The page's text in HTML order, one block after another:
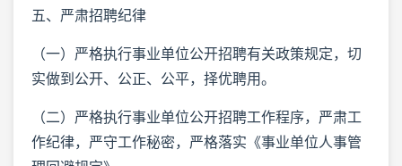
五、严肃招聘纪律
（一）严格执行事业单位公开招聘有关政策规定，切
实做到公开、公正、公平，择优聘用。
（二）严格执行事业单位公开招聘工作程序，严肃工
作纪律，严守工作秘密，严格落实《事业单位人事管